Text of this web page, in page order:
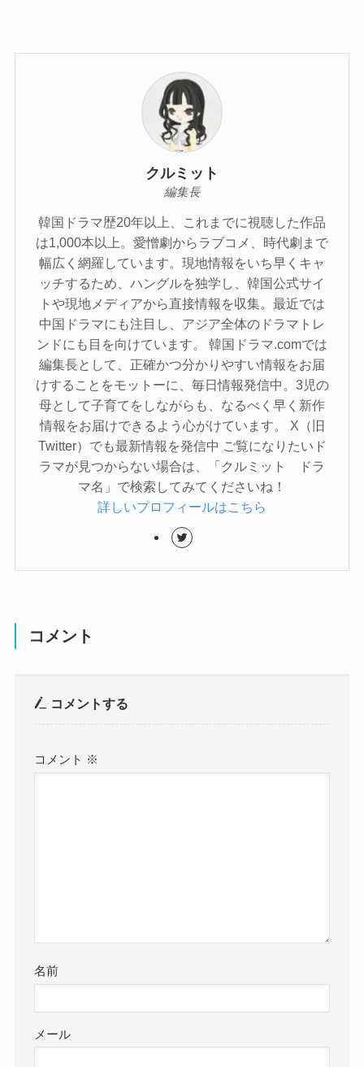
クルミット
編集長
韓国ドラマ歴20年以上、これまでに視聴した作品
は1,000本以上。愛憎劇からラブコメ、時代劇まで
幅広く網羅しています。現地情報をいち早くキャ
ッチするため、ハングルを独学し、韓国公式サイ
トや現地メディアから直接情報を収集。最近では
中国ドラマにも注目し、アジア全体のドラマトレ
ンドにも目を向けています。 韓国ドラマ.comでは
編集長として、正確かつ分かりやすい情報をお届
けすることをモットーに、毎日情報発信中。3児の
母として子育てをしながらも、なるべく早く新作
情報をお届けできるよう心がけています。 X（旧
Twitter）でも最新情報を発信中 ご覧になりたいド
ラマが見つからない場合は、「クルミット ドラ
マ名」で検索してみてくださいね！
詳しいプロフィールはこちら
コメント
コメントする
コメント ※
名前
メール